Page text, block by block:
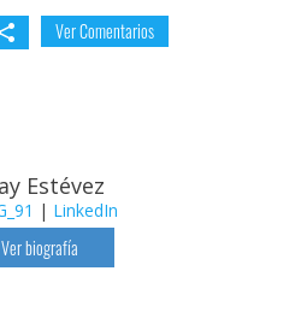
Ver Comentarios
Estévez
| LinkedIn
Ver biografía